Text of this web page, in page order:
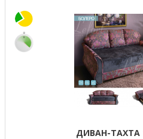
ДИВАН-ТАХТА